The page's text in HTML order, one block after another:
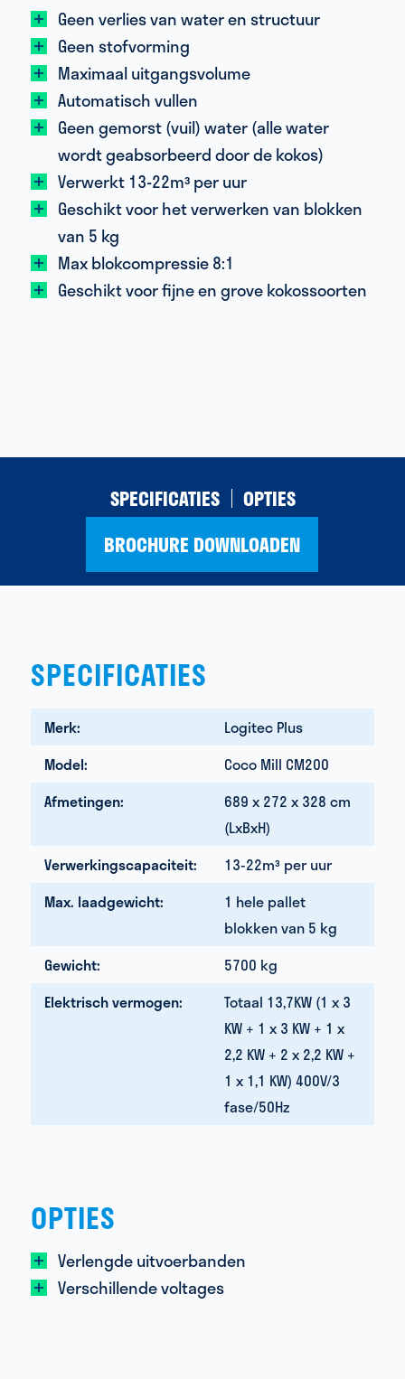
Geen verlies van water en structuur
Geen stofvorming
Maximaal uitgangsvolume
Automatisch vullen
Geen gemorst (vuil) water (alle water
wordt geabsorbeerd door de kokos)
Verwerkt 13-22m³ per uur
Geschikt voor het verwerken van blokken
van 5 kg
Max blokcompressie 8:1
Geschikt voor fijne en grove kokossoorten
SPECIFICATIES
OPTIES
BROCHURE DOWNLOADEN
SPECIFICATIES
Merk:
Logitec Plus
Model:
Coco Mill CM200
Afmetingen:
689 x 272 x 328 cm
(LxBxH)
Verwerkingscapaciteit:
13-22m³ per uur
Max. laadgewicht:
1 hele pallet
blokken van 5 kg
Gewicht:
5700 kg
Elektrisch vermogen:
Totaal 13,7KW (1 x 3
KW + 1 x 3 KW + 1 x
2,2 KW + 2 x 2,2 KW +
1 x 1,1 KW) 400V/3
fase/50Hz
OPTIES
Verlengde uitvoerbanden
Verschillende voltages